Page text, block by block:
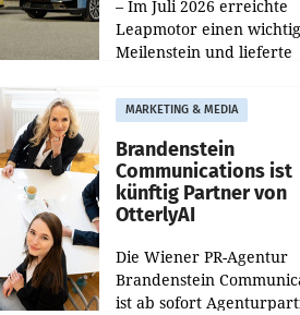
– Im Juli 2026 erreichte
Leapmotor einen
Meilenstein und lieferte
aus, womit sich das
gegenüber Juli 2025
verdoppelte (+102
MARKETING & MEDIA
Brandenstein
Communications ist
künftig Partner von
OtterlyAI
Die Wiener PR-Agentur
Brandenstein
ist ab sofort